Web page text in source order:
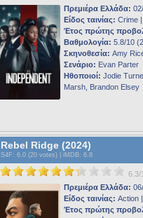
Πρεμιέρα Ελλάδα:
Είδος ταινίας: Crime
Έτος πρώτης
Βαθμολογία: 5.8/10
Σκηνοθεσία: Amy
Σενάριο: Evan Parter
Ηθοποιοί: Jodie
Marsh, Brandon Elsey
Rebel Ridge (2024)
S4F : 6.0 (20 votes) | iMDB: 6.8
6.3/
Πρεμιέρα Ελλάδα:
Είδος ταινίας: Action
Έτος πρώτης